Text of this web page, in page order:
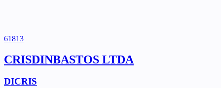
61813
CRISDINBASTOS LTDA
DICRIS